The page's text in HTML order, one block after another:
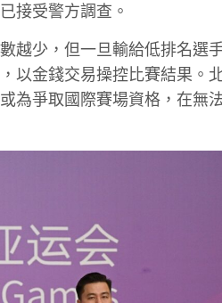
接受警方調查。
越少，但一旦輸給低排名選
以金錢交易操控比賽結果。
為爭取國際賽場資格，在無